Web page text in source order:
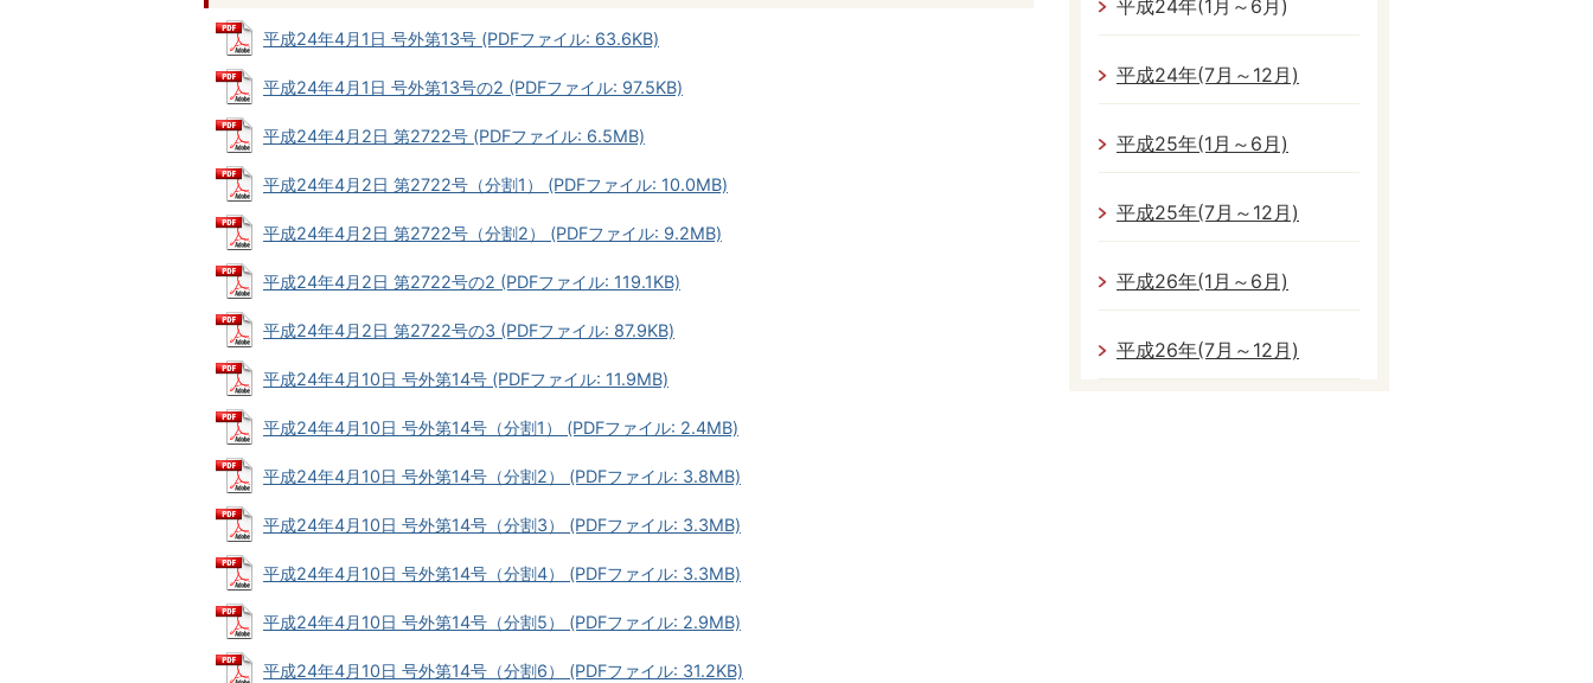
平成24年4月1日 号外第13号 (PDFファイル: 63.6KB)
平成24年4月1日 号外第13号の2 (PDFファイル: 97.5KB)
平成24年4月2日 第2722号 (PDFファイル: 6.5MB)
平成24年4月2日 第2722号（分割1） (PDFファイル: 10.0MB)
平成24年4月2日 第2722号（分割2） (PDFファイル: 9.2MB)
平成24年4月2日 第2722号の2 (PDFファイル: 119.1KB)
平成24年4月2日 第2722号の3 (PDFファイル: 87.9KB)
平成24年4月10日 号外第14号 (PDFファイル: 11.9MB)
平成24年4月10日 号外第14号（分割1） (PDFファイル: 2.4MB)
平成24年4月10日 号外第14号（分割2） (PDFファイル: 3.8MB)
平成24年4月10日 号外第14号（分割3） (PDFファイル: 3.3MB)
平成24年4月10日 号外第14号（分割4） (PDFファイル: 3.3MB)
平成24年4月10日 号外第14号（分割5） (PDFファイル: 2.9MB)
平成24年4月10日 号外第14号（分割6） (PDFファイル: 31.2KB)
平成24年(1月～6月)
平成24年(7月～12月)
平成25年(1月～6月)
平成25年(7月～12月)
平成26年(1月～6月)
平成26年(7月～12月)